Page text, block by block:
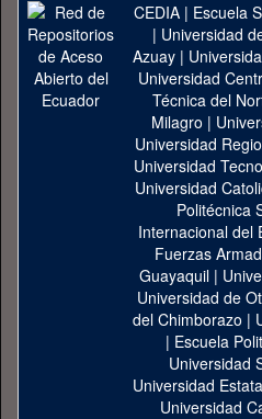
CEDIA| Escuela
| Universidad
Azuay|
Universidad
Técnica del
Milagro |
Universidad
Universidad
Universidad
Politécnica
Internacional del
Fuerzas
Guayaquil|
Universidad de
del Chimborazo |
| Escuela
Universidad
Universidad
Universidad